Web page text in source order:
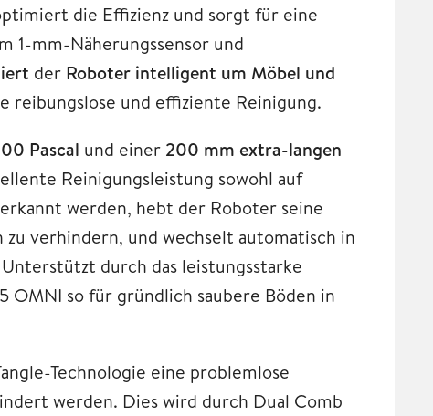
die Effizienz und sorgt für eine
1-mm-Näherungssensor und
der Roboter intelligent um Möbel und
reibungslose und effiziente Reinigung.
Pascal und einer 200 mm extra-langen
Reinigungsleistung sowohl auf
werden, hebt der Roboter seine
zu verhindern, und wechselt automatisch in
durch das leistungsstarke
OMNI so für gründlich saubere Böden in
Technologie eine problemlose
werden. Dies wird durch Dual Comb